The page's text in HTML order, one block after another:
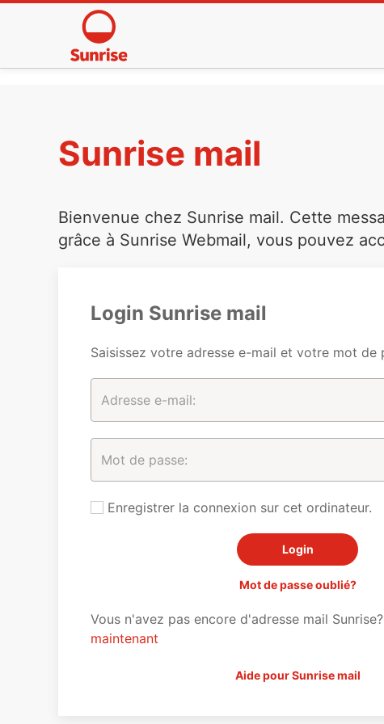
Sunrise mail
Bienvenue chez Sunrise mail. Cette
grâce à Sunrise Webmail, vous pouvez
Login Sunrise mail
Saisissez votre adresse e-mail et votre mot de
Enregistrer la connexion sur cet ordinateur.
Mot de passe oublié?
Vous n'avez pas encore d'adresse mail Sunrise?
maintenant
Aide pour Sunrise mail